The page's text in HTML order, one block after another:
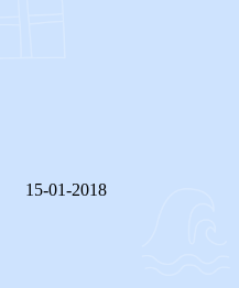
15-01-2018